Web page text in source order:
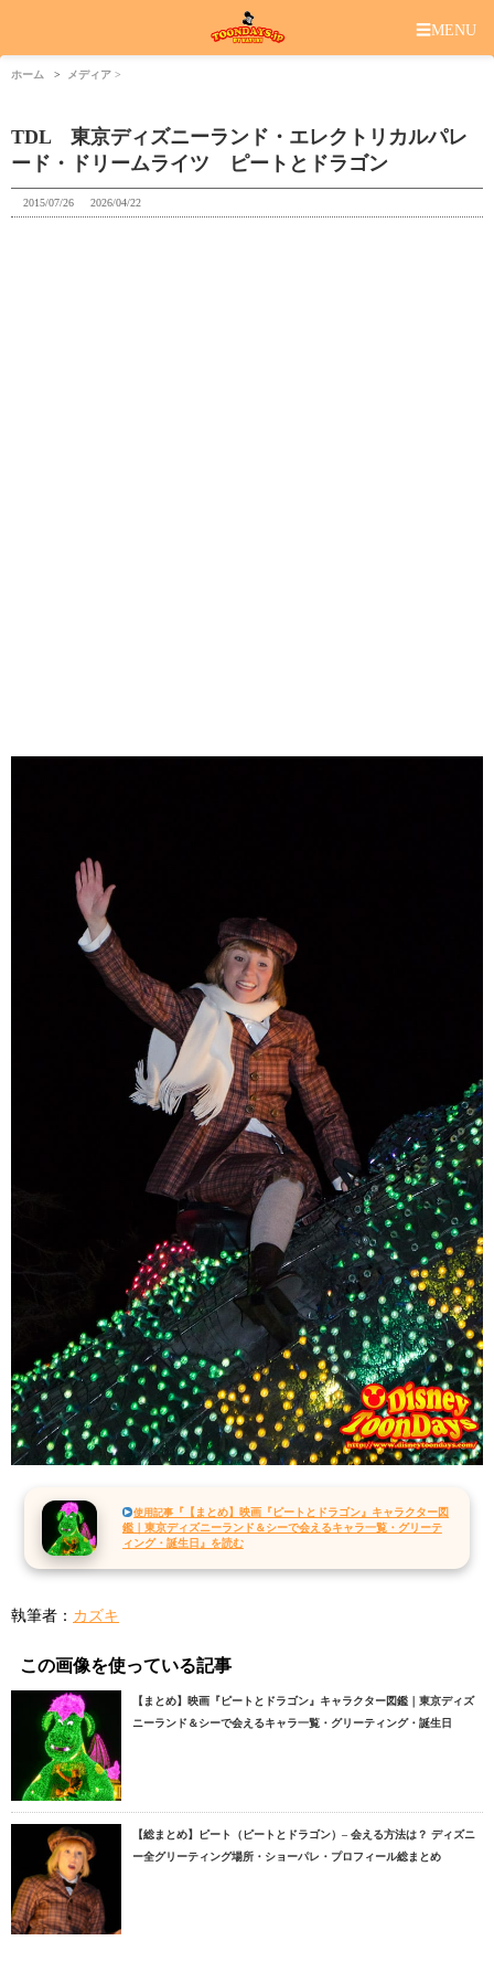
☰MENU
ホーム メディア
TDL 東京ディズニーランド・エレクトリカルパレ
ード・ドリームライツ ピートとドラゴン
2015/07/26 2026/04/22
使用記事 『【まとめ】映画『ピートとドラゴン』キャラクター図
鑑｜東京ディズニーランド＆シーで会えるキャラ一覧・グリーテ
ィング・誕生日』を読む
執筆者： カズキ
この画像を使っている記事
【まとめ】映画『ピートとドラゴン』キャラクター図鑑｜東京ディズ
ニーランド＆シーで会えるキャラ一覧・グリーティング・誕生日
【総まとめ】ピート（ピートとドラゴン）– 会える方法は？ ディズニ
ー全グリーティング場所・ショーパレ・プロフィール総まとめ